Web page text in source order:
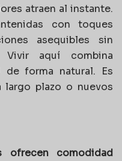
atraen al instante.
con toques
asequibles sin
Vivir aquí combina
de forma natural. Es
largo plazo o nuevos
ofrecen comodidad